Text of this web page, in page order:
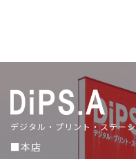
デジタル・プリント・ステー
■本店